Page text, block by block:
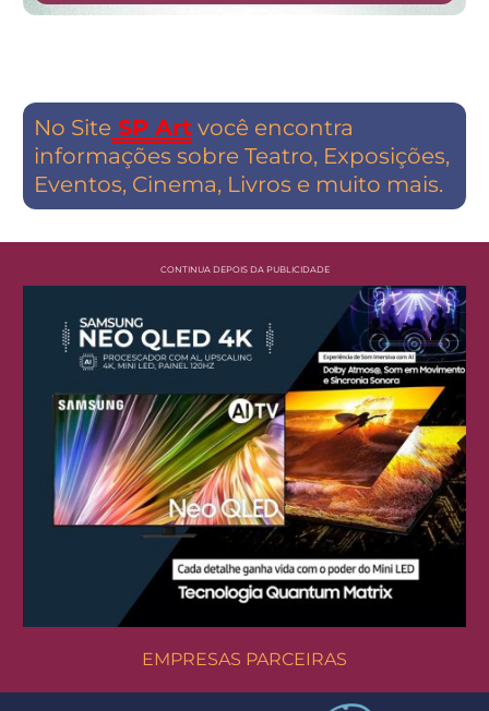
No Site SP Artvocê encontra
informações sobre Teatro, Exposições,
Eventos, Cinema, Livros e muito mais.
CONTINUA DEPOIS DA PUBLICIDADE
EMPRESAS PARCEIRAS